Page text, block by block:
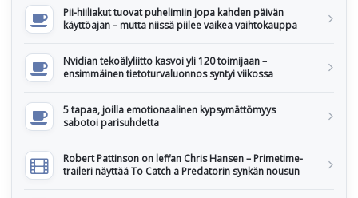
Pii-hiiliakut tuovat puhelimiin jopa kahden päivän
käyttöajan – mutta niissä piilee vaikea vaihtokauppa
Nvidian tekoälyliitto kasvoi yli 120 toimijaan –
ensimmäinen tietoturvaluonnos syntyi viikossa
5 tapaa, joilla emotionaalinen kypsymättömyys
sabotoi parisuhdetta
Robert Pattinson on leffan Chris Hansen – Primetime-
traileri näyttää To Catch a Predatorin synkän nousun